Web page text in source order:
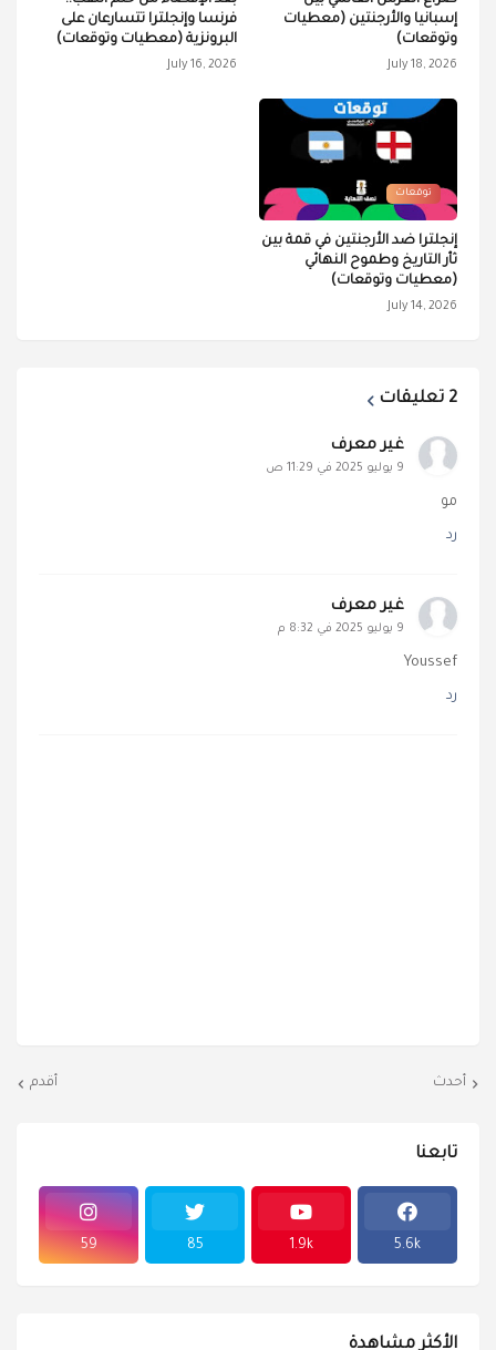
إسبانيا والأرجنتين (معطيات
وتوقعات)
July 18, 2026
فرنسا وإنجلترا تتسارعان على
البرونزية (معطيات وتوقعات)
July 16, 2026
توقعات
إنجلترا ضد الأرجنتين في قمة بين
ثأر التاريخ وطموح النهائي
(معطيات وتوقعات)
July 14, 2026
2 تعليقات
غير معرف
9 يوليو 2025 في 11:29 ص
مو
رد
غير معرف
9 يوليو 2025 في 8:32 م
Youssef
رد
أحدث أقدم
تابعنا
5.6k
1.9k
85
59
الأكثر مشاهدة